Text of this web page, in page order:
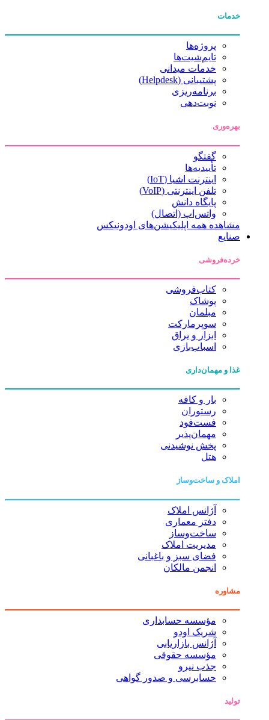
خدمات
پروژه‌ها
تایم‌شیت‌ها
خدمات میدانی
پشتیبانی (Helpdesk)
برنامه‌ریزی
نوبت‌دهی
بهره‌وری
گفتگو
تأییدیه‌ها
اینترنت اشیا (IoT)
تلفن اینترنتی (VoIP)
پایگاه دانش
واتس‌اپ (اتصال)
مشاهده همه اپلیکیشن‌های اودونیکس
صنایع
خرده‌فروشی
کتاب‌فروشی
پوشاک
مبلمان
سوپرمارکت
ابزار و یراق
اسباب‌بازی
غذا و مهمان‌داری
بار و کافه
رستوران
فست‌فود
مهمان‌پذیر
پخش نوشیدنی
هتل
املاک و ساخت‌وساز
آژانس املاک
دفتر معماری
ساخت‌وساز
مدیریت املاک
فضای سبز و باغبانی
انجمن مالکان
مشاوره
مؤسسه حسابداری
شریک اودو
آژانس بازاریابی
مؤسسه حقوقی
جذب نیرو
حسابرسی و صدور گواهی
تولید